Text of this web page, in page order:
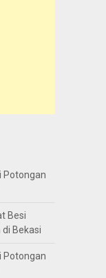
Potongan
Besi
Bekasi
Potongan